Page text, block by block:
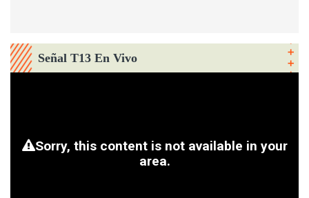
Señal T13 En Vivo